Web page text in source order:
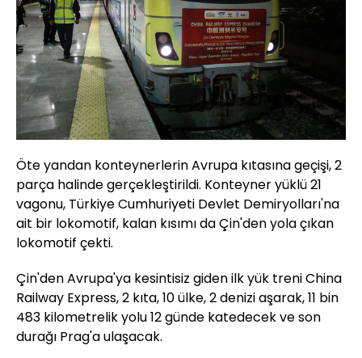
Öte yandan konteynerlerin Avrupa kıtasına geçişi, 2
parça halinde gerçekleştirildi. Konteyner yüklü 21
vagonu, Türkiye Cumhuriyeti Devlet Demiryolları'na
ait bir lokomotif, kalan kısımı da Çin'den yola çıkan
lokomotif çekti.
Çin'den Avrupa'ya kesintisiz giden ilk yük treni China
Railway Express, 2 kıta, 10 ülke, 2 denizi aşarak, 11 bin
483 kilometrelik yolu 12 günde katedecek ve son
durağı Prag'a ulaşacak.